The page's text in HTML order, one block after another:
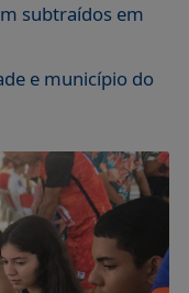
subtraídos em
e município do